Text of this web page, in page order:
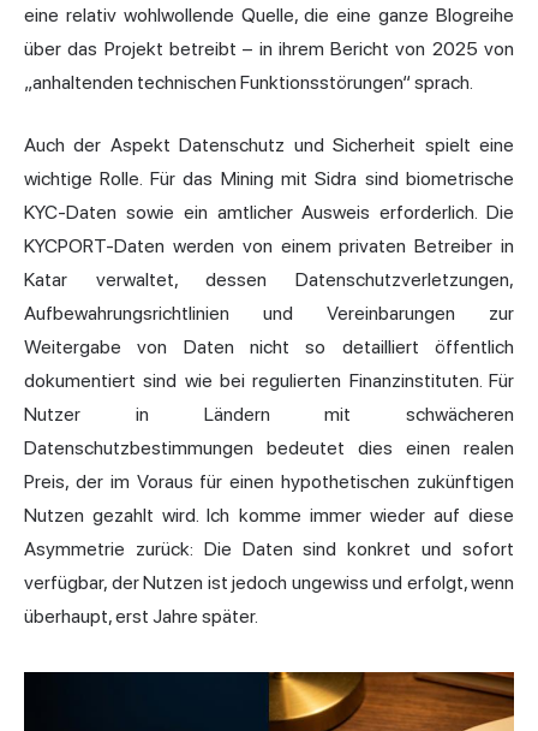
eine relativ wohlwollende Quelle, die eine ganze Blogreihe
über das Projekt betreibt – in ihrem Bericht von 2025 von
„anhaltenden technischen Funktionsstörungen“ sprach.
Auch der Aspekt Datenschutz und Sicherheit spielt eine
wichtige Rolle. Für das Mining mit Sidra sind biometrische
KYC-Daten sowie ein amtlicher Ausweis erforderlich. Die
KYCPORT-Daten werden von einem privaten Betreiber in
Katar verwaltet, dessen Datenschutzverletzungen,
Aufbewahrungsrichtlinien und Vereinbarungen zur
Weitergabe von Daten nicht so detailliert öffentlich
dokumentiert sind wie bei regulierten Finanzinstituten. Für
Nutzer in Ländern mit schwächeren
Datenschutzbestimmungen bedeutet dies einen realen
Preis, der im Voraus für einen hypothetischen zukünftigen
Nutzen gezahlt wird. Ich komme immer wieder auf diese
Asymmetrie zurück: Die Daten sind konkret und sofort
verfügbar, der Nutzen ist jedoch ungewiss und erfolgt, wenn
überhaupt, erst Jahre später.